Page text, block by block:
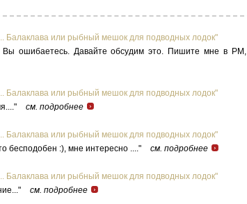
Балаклава или рыбный мешок для подводных лодок"
ошибаетесь. Давайте обсудим это. Пишите мне в PM,
Балаклава или рыбный мешок для подводных лодок"
см. подробнее
Балаклава или рыбный мешок для подводных лодок"
бесподобен :), мне интересно ...." см. подробнее
Балаклава или рыбный мешок для подводных лодок"
см. подробнее